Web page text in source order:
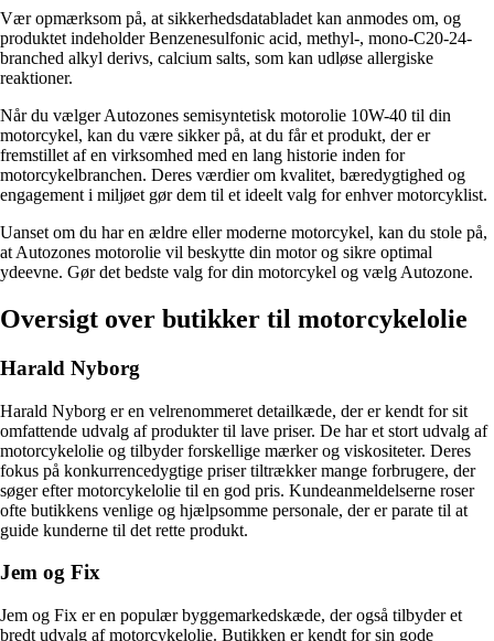
Vær opmærksom på, at sikkerhedsdatabladet kan anmodes om, og
produktet indeholder Benzenesulfonic acid, methyl-, mono-C20-24-
branched alkyl derivs, calcium salts, som kan udløse allergiske
reaktioner.
Når du vælger Autozones semisyntetisk motorolie 10W-40 til din
motorcykel, kan du være sikker på, at du får et produkt, der er
fremstillet af en virksomhed med en lang historie inden for
motorcykelbranchen. Deres værdier om kvalitet, bæredygtighed og
engagement i miljøet gør dem til et ideelt valg for enhver motorcyklist.
Uanset om du har en ældre eller moderne motorcykel, kan du stole på,
at Autozones motorolie vil beskytte din motor og sikre optimal
ydeevne. Gør det bedste valg for din motorcykel og vælg Autozone.
Oversigt over butikker til motorcykelolie
Harald Nyborg
Harald Nyborg er en velrenommeret detailkæde, der er kendt for sit
omfattende udvalg af produkter til lave priser. De har et stort udvalg af
motorcykelolie og tilbyder forskellige mærker og viskositeter. Deres
fokus på konkurrencedygtige priser tiltrækker mange forbrugere, der
søger efter motorcykelolie til en god pris. Kundeanmeldelserne roser
ofte butikkens venlige og hjælpsomme personale, der er parate til at
guide kunderne til det rette produkt.
Jem og Fix
Jem og Fix er en populær byggemarkedskæde, der også tilbyder et
bredt udvalg af motorcykelolie. Butikken er kendt for sin gode